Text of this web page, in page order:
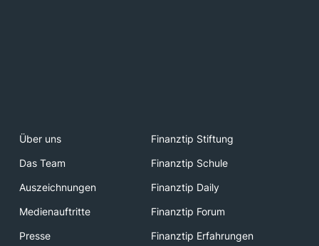
Über uns
Finanztip Stiftung
Das Team
Finanztip Schule
Auszeichnungen
Finanztip Daily
Medienauftritte
Finanztip Forum
Presse
Finanztip Erfahrungen